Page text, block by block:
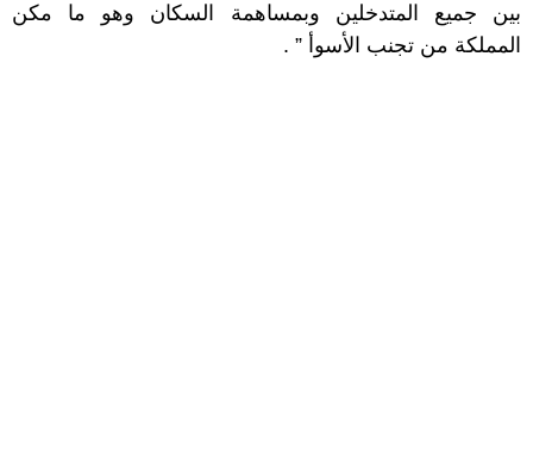
بين جميع المتدخلين وبمساهمة السكان وهو ما مكن
المملكة من تجنب الأسوأ ” .